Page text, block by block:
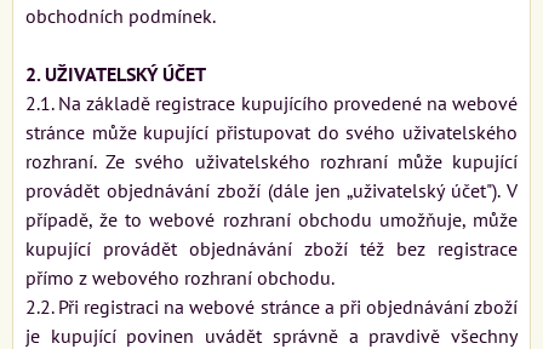
obchodních podmínek.
2. UŽIVATELSKÝ ÚČET
2.1. Na základě registrace kupujícího provedené na webové
stránce může kupující přistupovat do svého uživatelského
rozhraní. Ze svého uživatelského rozhraní může kupující
provádět objednávání zboží (dále jen „uživatelský účet"). V
případě, že to webové rozhraní obchodu umožňuje, může
kupující provádět objednávání zboží též bez registrace
přímo z webového rozhraní obchodu.
2.2. Při registraci na webové stránce a při objednávání zboží
je kupující povinen uvádět správně a pravdivě všechny